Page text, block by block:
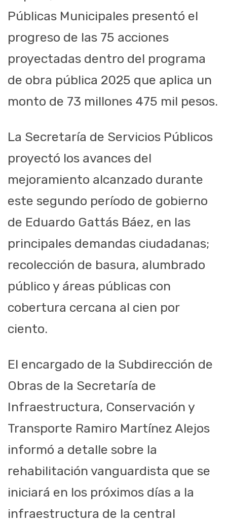
Públicas Municipales presentó el
progreso de las 75 acciones
proyectadas dentro del programa
de obra pública 2025 que aplica un
monto de 73 millones 475 mil pesos.
La Secretaría de Servicios Públicos
proyectó los avances del
mejoramiento alcanzado durante
este segundo período de gobierno
de Eduardo Gattás Báez, en las
principales demandas ciudadanas;
recolección de basura, alumbrado
público y áreas públicas con
cobertura cercana al cien por
ciento.
El encargado de la Subdirección de
Obras de la Secretaría de
Infraestructura, Conservación y
Transporte Ramiro Martínez Alejos
informó a detalle sobre la
rehabilitación vanguardista que se
iniciará en los próximos días a la
infraestructura de la central